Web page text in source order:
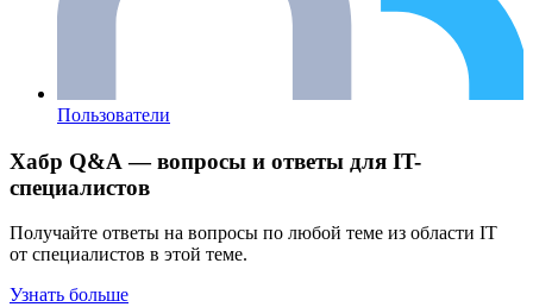
Пользователи
Хабр Q&A — вопросы и ответы для IT-
специалистов
Получайте ответы на вопросы по любой теме из области IT
от специалистов в этой теме.
Узнать больше